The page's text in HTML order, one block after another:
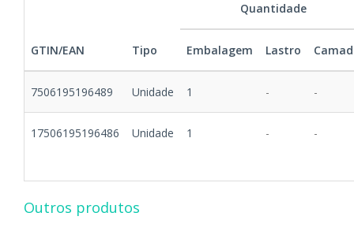
GTIN/EAN Tipo
Quantidade
Embalagem Lastro
7506195196489 Unidade 1 - -
17506195196486 Unidade 1 - -
Outros produtos